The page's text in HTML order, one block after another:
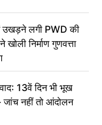
उखड़ने लगी PWD की
निर्माण गुणवत्ता
13वें दिन भी भूख
जांच नहीं तो आंदोलन